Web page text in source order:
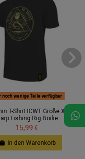
noch wenige Teile verfügbar
T-Shirt ICWT Größe XL
Fishing Rig Boilie
15,99 €
In den Warenkorb